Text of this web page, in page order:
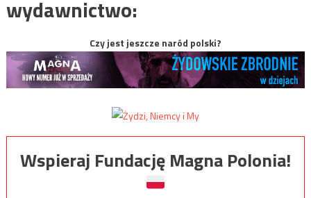
wydawnictwo:
Czy jest jeszcze naród polski?
Wspieraj Fundację Magna Polonia!